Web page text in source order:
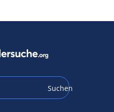
Suchen